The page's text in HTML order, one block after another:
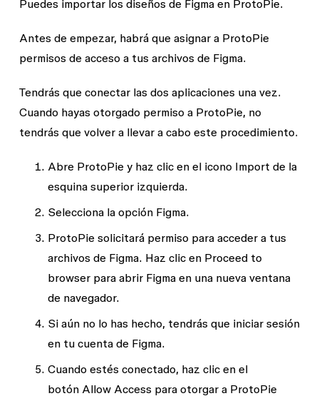
Puedes importar los diseños de Figma en ProtoPie.
Antes de empezar, habrá que asignar a ProtoPie
permisos de acceso a tus archivos de Figma.
Tendrás que conectar las dos aplicaciones una vez.
Cuando hayas otorgado permiso a ProtoPie, no
tendrás que volver a llevar a cabo este procedimiento.
Abre ProtoPie y haz clic en el icono Import de la
esquina superior izquierda.
Selecciona la opción Figma.
ProtoPie solicitará permiso para acceder a tus
archivos de Figma. Haz clic en Proceed to
browserpara abrir Figma en una nueva ventana
de navegador.
Si aún no lo has hecho, tendrás que iniciar sesión
en tu cuenta de Figma.
Cuando estés conectado, haz clic en el
botón Allow Accesspara otorgar a ProtoPie